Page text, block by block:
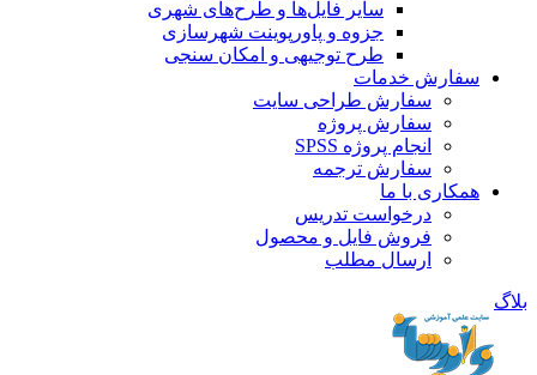
سایر فایل‌ها و طرح‌های شهری
جزوه و پاورپوینت شهرسازی
طرح توجیهی و امکان سنجی
سفارش خدمات
سفارش طراحی سایت
سفارش پروژه
انجام پروژه SPSS
سفارش ترجمه
همکاری با ما
درخواست تدریس
فروش فایل و محصول
ارسال مطلب